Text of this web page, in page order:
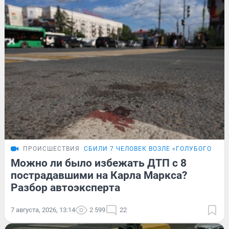
ПРОИСШЕСТВИЯ СБИЛИ 7 ЧЕЛОВЕК ВОЗЛЕ «ГОЛУБОГО
Можно ли было избежать ДТП с 8
пострадавшими на Карла Маркса?
Разбор автоэксперта
7 августа, 2026, 13:14 2 599 22